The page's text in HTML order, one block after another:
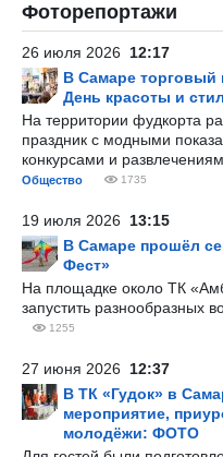
Фоторепортажи
26 июля 2026 12:17
В Самаре торговый
День красоты и
На территории фудкорта
праздник с модными
конкурсами и
Общество 1735
19 июля 2026 13:15
В Самаре прошёл
Фест»
На площадке около ТК
запустить разнообразных
1255
27 июня 2026 12:37
В ТК «Гудок» в
мероприятие,
молодёжи: ФОТО